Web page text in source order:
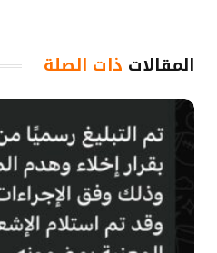
المقالات ذات الصلة